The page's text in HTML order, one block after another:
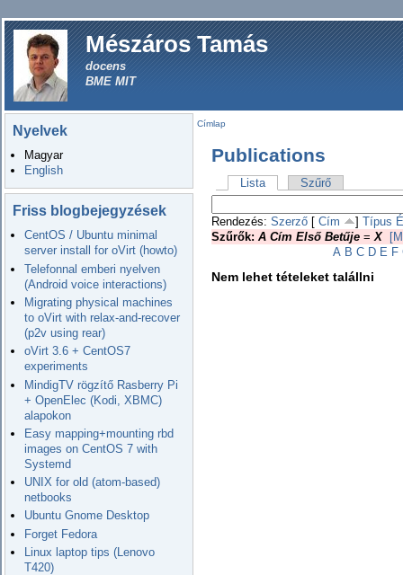
Mészáros Tamás
docens
BME MIT
Nyelvek
Magyar
English
Friss blogbejegyzések
CentOS / Ubuntu minimal
server install for oVirt (howto)
Telefonnal emberi nyelven
(Android voice interactions)
Migrating physical machines
to oVirt with relax-and-recover
(p2v using rear)
oVirt 3.6 + CentOS7
experiments
MindigTV rögzítő Rasberry Pi
+ OpenElec (Kodi, XBMC)
alapokon
Easy mapping+mounting rbd
images on CentOS 7 with
Systemd
UNIX for old (atom-based)
netbooks
Ubuntu Gnome Desktop
Forget Fedora
Linux laptop tips (Lenovo
T420)
Címlap
Publications
Lista Szűrő
Rendezés: Szerző [ Cím ] Típus
Szűrők: A Cím Első Betűje =X
A B C D E F
Nem lehet tételeket talállni